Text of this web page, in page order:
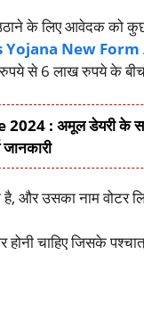
के लिए आवेदक को
Yojana New
से 6 लाख रुपये के बीच
: अमूल डेयरी के साथ
है, और उसका नाम वोटर
चाहिए जिसके